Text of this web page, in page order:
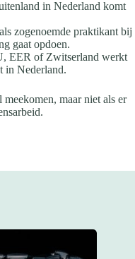
in Nederland komt
zogenoemde praktikant bij
gaat opdoen.
EER of Zwitserland werkt
in Nederland.
maar niet als er